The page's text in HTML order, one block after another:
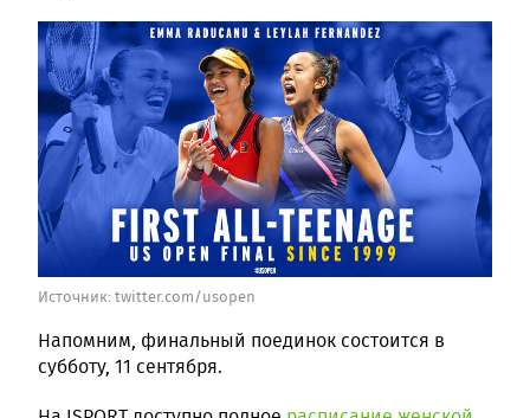
Источник: twitter.com/usopen
Напомним, финальный поединок состоится в
субботу, 11 сентября.